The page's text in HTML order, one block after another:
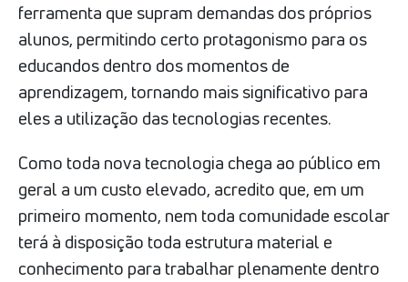
ferramenta que supram demandas dos próprios
alunos, permitindo certo protagonismo para os
educandos dentro dos momentos de
aprendizagem, tornando mais significativo para
eles a utilização das tecnologias recentes.
Como toda nova tecnologia chega ao público em
geral a um custo elevado, acredito que, em um
primeiro momento, nem toda comunidade escolar
terá à disposição toda estrutura material e
conhecimento para trabalhar plenamente dentro